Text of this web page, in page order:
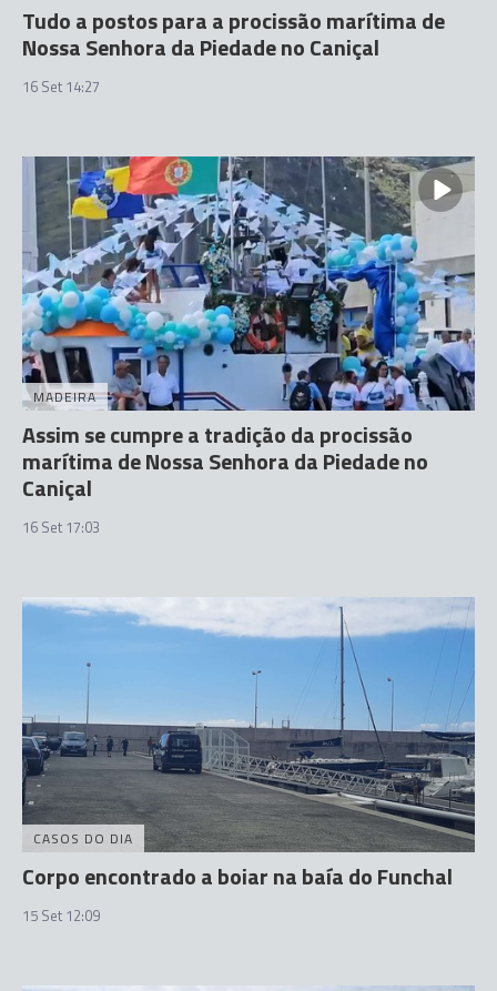
Tudo a postos para a procissão marítima de
Nossa Senhora da Piedade no Caniçal
16 Set 14:27
MADEIRA
Assim se cumpre a tradição da procissão
marítima de Nossa Senhora da Piedade no
Caniçal
16 Set 17:03
CASOS DO DIA
Corpo encontrado a boiar na baía do Funchal
15 Set 12:09